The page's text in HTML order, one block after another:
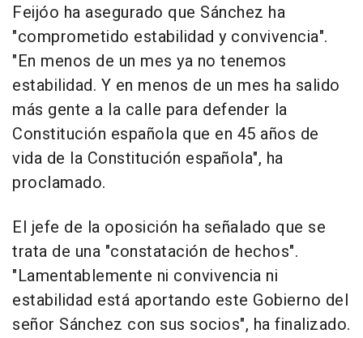
Feijóo ha asegurado que Sánchez ha
"comprometido estabilidad y convivencia".
"En menos de un mes ya no tenemos
estabilidad. Y en menos de un mes ha salido
más gente a la calle para defender la
Constitución española que en 45 años de
vida de la Constitución española", ha
proclamado.
El jefe de la oposición ha señalado que se
trata de una "constatación de hechos".
"Lamentablemente ni convivencia ni
estabilidad está aportando este Gobierno del
señor Sánchez con sus socios", ha finalizado.